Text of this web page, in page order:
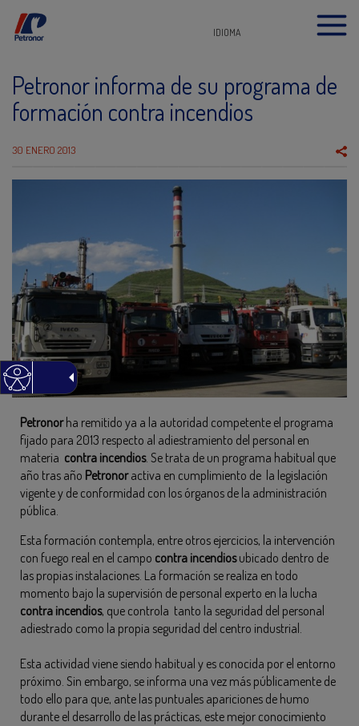
IDIOMA
Petronor informa de su programa de
formación contra incendios
30 ENERO 2013
Petronorha remitido ya a la autoridad competente el programa
fijado para 2013 respecto al adiestramiento del personal en
materia contra incendios. Se trata de un programa habitual que
año tras año Petronoractiva en cumplimiento de la legislación
vigente y de conformidad con los órganos de la administración
pública.
Esta formación contempla, entre otros ejercicios, la intervención
con fuego real en el campo contra incendiosubicado dentro de
las propias instalaciones. La formación se realiza en todo
momento bajo la supervisión de personal experto en la lucha
contra incendios, que controla tanto la seguridad del personal
adiestrado como la propia seguridad del centro industrial.
Esta actividad viene siendo habitual y es conocida por el entorno
próximo. Sin embargo, se informa una vez más públicamente de
todo ello para que, ante las puntuales apariciones de humo
durante el desarrollo de las prácticas, este mejor conocimiento